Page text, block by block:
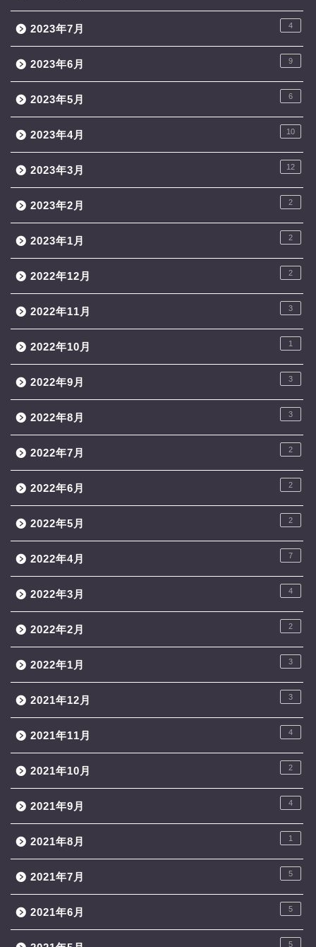
2023年7月 4
2023年6月 9
2023年5月 6
2023年4月 10
2023年3月 12
2023年2月 2
2023年1月 2
2022年12月 2
2022年11月 3
2022年10月 1
2022年9月 3
2022年8月 3
2022年7月 2
2022年6月 2
2022年5月 2
2022年4月 7
2022年3月 4
2022年2月 2
2022年1月 3
2021年12月 3
2021年11月 4
2021年10月 2
2021年9月 4
2021年8月 1
2021年7月 5
2021年6月 5
5